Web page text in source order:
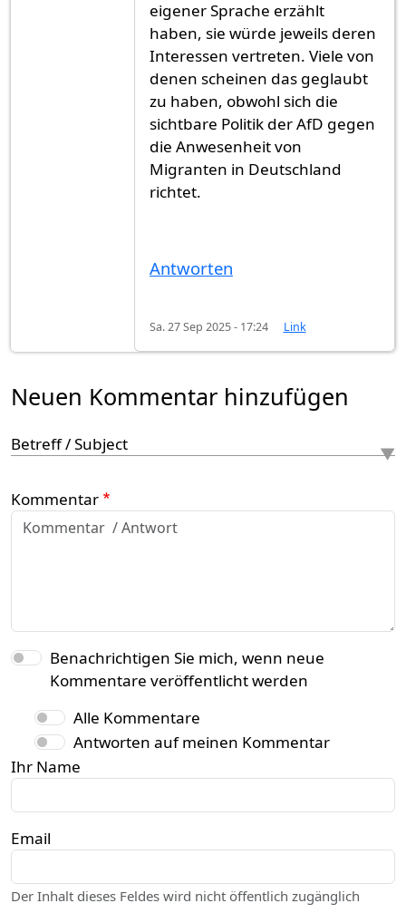
eigener Sprache erzählt
haben, sie würde jeweils deren
Interessen vertreten. Viele von
denen scheinen das geglaubt
zu haben, obwohl sich die
sichtbare Politik der AfD gegen
die Anwesenheit von
Migranten in Deutschland
richtet.
Antworten
Sa. 27 Sep 2025 - 17:24 Link
Neuen Kommentar hinzufügen
Betreff / Subject
Kommentar
Benachrichtigen Sie mich, wenn neue
Kommentare veröffentlicht werden
Alle Kommentare
Antworten auf meinen Kommentar
Ihr Name
Email
Der Inhalt dieses Feldes wird nicht öffentlich zugänglich